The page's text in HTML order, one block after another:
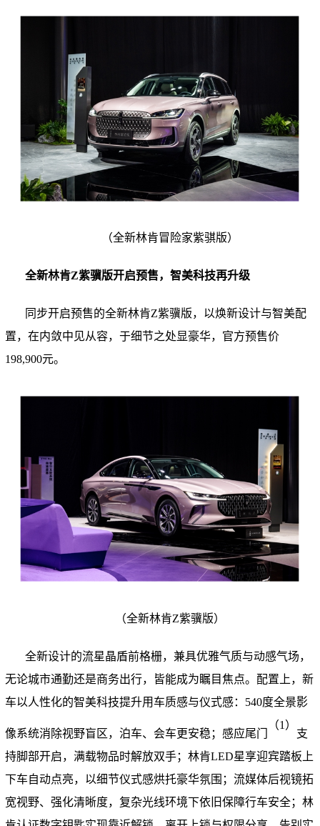
（全新林肯冒险家紫骐版）
全新林肯Z紫骥版开启预售，智美科技再升级
同步开启预售的全新林肯Z紫骥版，以焕新设计与智美配
置，在内敛中见从容，于细节之处显豪华，官方预售价
198,900元。
（全新林肯Z紫骥版）
全新设计的流星晶盾前格栅，兼具优雅气质与动感气场，
无论城市通勤还是商务出行，皆能成为瞩目焦点。配置上，新
车以人性化的智美科技提升用车质感与仪式感：540度全景影
像系统消除视野盲区，泊车、会车更安稳；感应尾门
（1）
支
持脚部开启，满载物品时解放双手；林肯LED星享迎宾踏板上
下车自动点亮，以细节仪式感烘托豪华氛围；流媒体后视镜拓
宽视野、强化清晰度，复杂光线环境下依旧保障行车安全；林